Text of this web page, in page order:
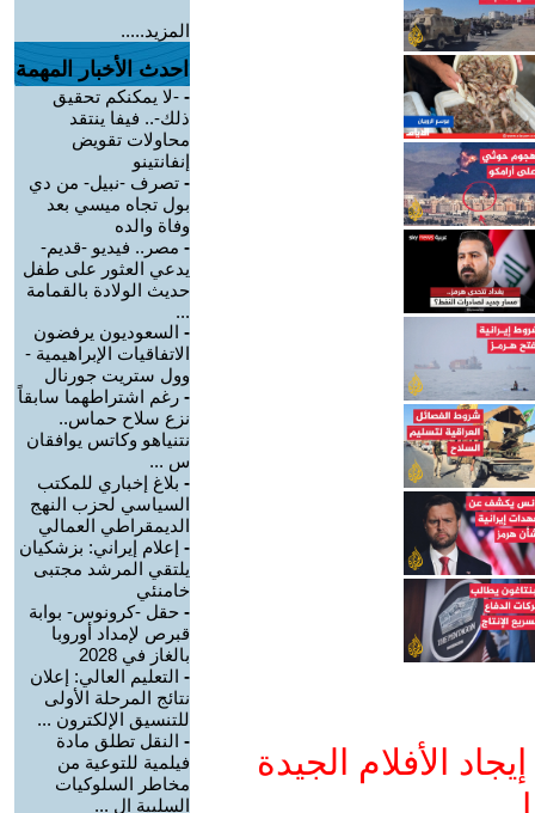
الأفلام الجيدة
المزيد.....
احدث الأخبار المهمة
- -لا يمكنكم تحقيق
ذلك-.. فيفا ينتقد
محاولات تقويض
إنفانتينو
- تصرف -نبيل- من دي
بول تجاه ميسي بعد
وفاة والده
- مصر.. فيديو -قديم-
يدعي العثور على طفل
حديث الولادة بالقمامة
...
- السعوديون يرفضون
الاتفاقيات الإبراهيمية -
وول ستريت جورنال
- رغم اشتراطهما سابقاً
نزع سلاح حماس..
نتنياهو وكاتس يوافقان
س ...
- بلاغ إخباري للمكتب
السياسي لحزب النهج
الديمقراطي العمالي
- إعلام إيراني: بزشكيان
يلتقي المرشد مجتبى
خامنئي
- حقل -كرونوس- بوابة
قبرص لإمداد أوروبا
بالغاز في 2028
- التعليم العالي: إعلان
نتائج المرحلة الأولى
للتنسيق الإلكترون ...
- النقل تطلق مادة
فيلمية للتوعية من
مخاطر السلوكيات
السلبية ال ...